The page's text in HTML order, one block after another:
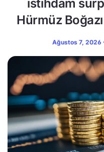
istihdam
Hürmüz
Ağustos 7, 2026